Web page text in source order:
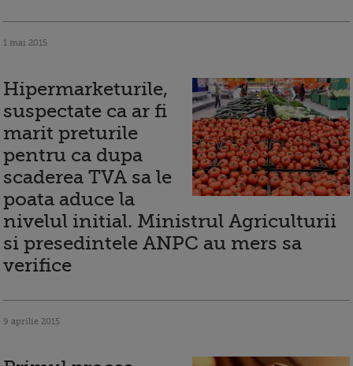
1 mai 2015
Hipermarketurile,
suspectate ca ar fi
marit preturile
pentru ca dupa
scaderea TVA sa le
poata aduce la
nivelul initial. Ministrul Agriculturii
si presedintele ANPC au mers sa
verifice
9 aprilie 2015